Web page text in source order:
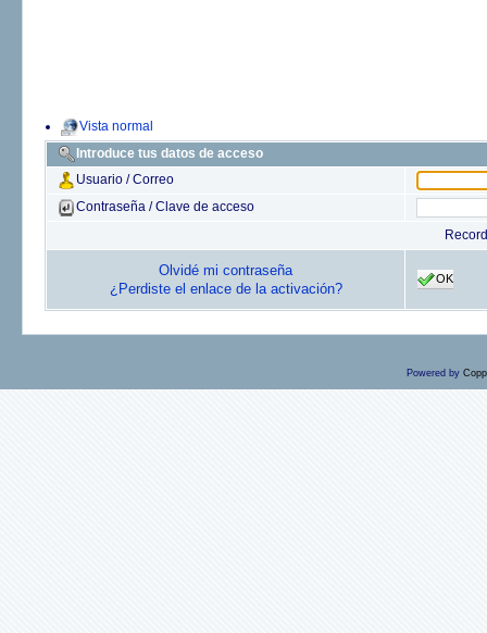
Vista normal
Introduce tus datos de acceso
Usuario / Correo
Contraseña / Clave de acceso
Olvidé mi contraseña
¿Perdiste el enlace de la activación?
OK
Powered by